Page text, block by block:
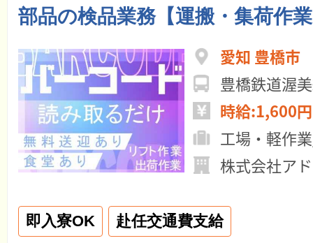
部品の検品業務【運搬・集荷作
愛知 豊橋市
豊橋鉄道渥
時給:1,600
工場・軽作
株式会社ア
即入寮OK 赴任交通費支給